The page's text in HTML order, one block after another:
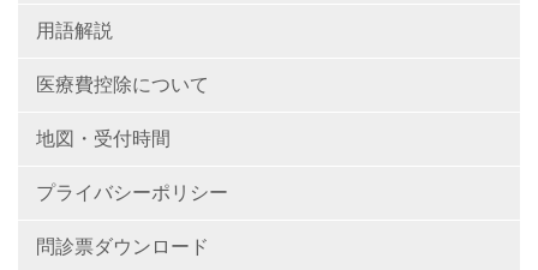
用語解説
医療費控除について
地図・受付時間
プライバシーポリシー
問診票ダウンロード